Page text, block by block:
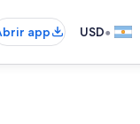
app USD•